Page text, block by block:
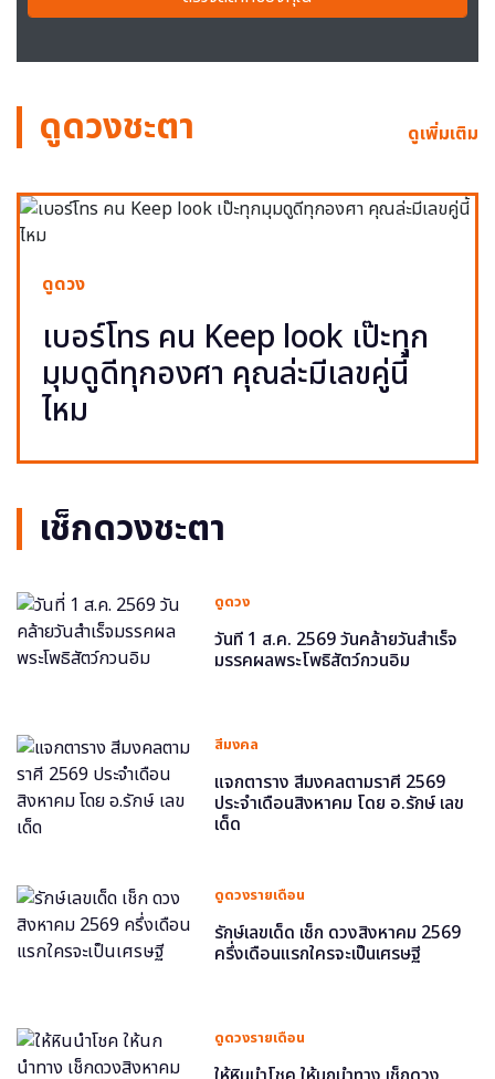
ดูดวงชะตา ดูเพิ่มเติม
ดูดวง
เบอร์โทร คน Keep look เป๊ะทุก
มุมดูดีทุกองศา คุณล่ะมีเลขคู่นี้
ไหม
เช็กดวงชะตา
ดูดวง
วันที่ 1 ส.ค. 2569 วันคล้ายวันสำเร็จ
มรรคผลพระโพธิสัตว์กวนอิม
สีมงคล
แจกตาราง สีมงคลตามราศี 2569
ประจำเดือนสิงหาคม โดย อ.รักษ์ เลข
เด็ด
ดูดวงรายเดือน
รักษ์เลขเด็ด เช็ก ดวงสิงหาคม 2569
ครึ่งเดือนแรกใครจะเป็นเศรษฐี
ดูดวงรายเดือน